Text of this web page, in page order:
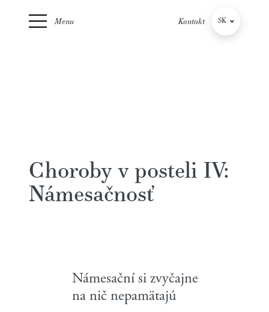
Menu Kontakt SK
Choroby v posteli IV:
Námesačnosť
Námesační si zvyčajne
na nič nepamätajú